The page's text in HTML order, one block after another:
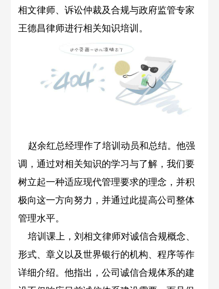
相文律师、诉讼仲裁及合规与政府监管专家
王德昌律师进行相关知识培训。
赵余红总经理作了培训动员和总结。他强
调，通过对相关知识的学习与了解，我们要
树立起一种适应现代管理要求的理念，并积
极向这一方向努力，并通过此提高公司整体
管理水平。
培训课上，刘相文律师对诚信合规概念、
形式、章义以及世界银行的机构、程序等作
详细介绍。他指出，公司诚信合规体系的建